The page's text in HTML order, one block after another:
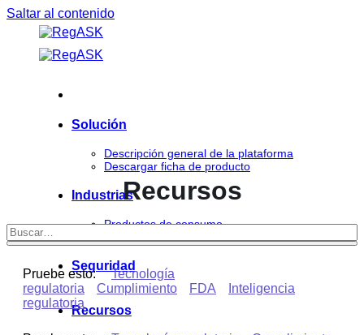
Saltar al contenido
Solución
Descripción general de la plataforma
Descargar ficha de producto
Industrias
Productos de consumo
Seguridad
Recursos
Recursos
Pruebe esto:
Tecnología
regulatoria
Cumplimiento FDA
Inteligencia
regulatoria